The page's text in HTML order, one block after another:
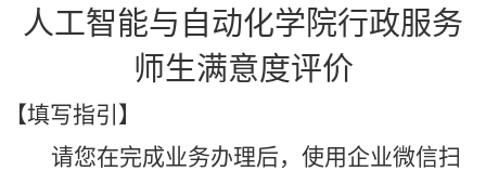
人工智能与自动化学院行政服务
师生满意度评价
【填写指引】
请您在完成业务办理后，使用 企业微信扫